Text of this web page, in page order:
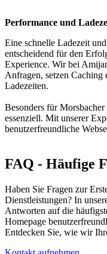
Performance und
Eine schnelle Ladezeit
entscheidend für den
Experience. Wir bei
Anfragen, setzen Caching
Ladezeiten.
Besonders für
essenziell. Mit unserer
benutzerfreundliche
FAQ - Häufige
Haben Sie Fragen zur
Dienstleistungen? In
Antworten auf die
Homepage
Entdecken Sie, wie wir